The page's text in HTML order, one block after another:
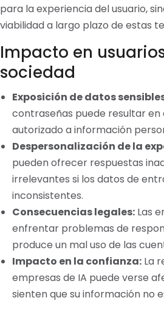
para la experiencia del usuario,
viabilidad a largo plazo de estas
Impacto en
sociedad
Exposición de datos
contraseñas puede resultar en
autorizado a información
Despersonalización de la
pueden ofrecer respuestas
irrelevantes si los datos de
inconsistentes.
Consecuencias legales: Las
enfrentar problemas de
produce un mal uso de las
Impacto en la confianza: La
empresas de IA puede verse
sienten que su información no